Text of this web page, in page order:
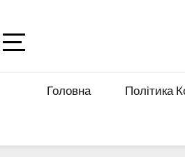
SidebarГоловна Політика